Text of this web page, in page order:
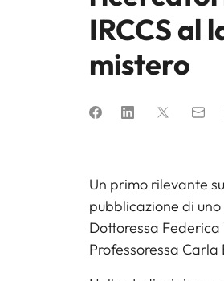
IRCCS al
mistero
Un primo rilevante
pubblicazione di uno
Dottoressa
Professoressa Carla